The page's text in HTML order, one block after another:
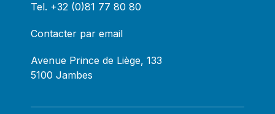
Tel. +32 (0)81 77 80 80
Contacter par email
Avenue Prince de Liège, 133
5100 Jambes